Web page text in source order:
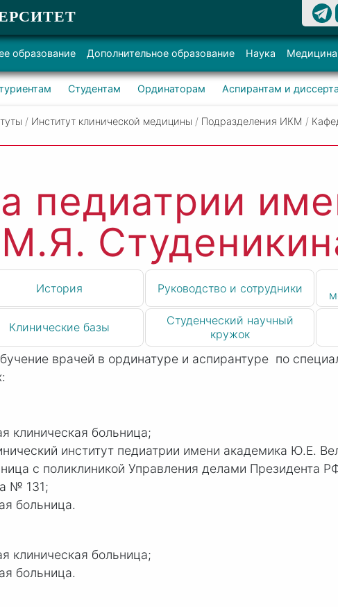
образование Дополнительное образование Наука Медицина
Студентам Ординаторам Аспирантам и
/ Институт клинической медицины / Подразделения ИКМ /
педиатрии
М.Я.
История Руководство и сотрудники
Клинические базы
Студенческий научный
кружок
врачей в ординатуре и аспирантуре по
клиническая больница;
институт педиатрии имени академика Ю.Е. В
с поликлиникой Управления делами Президента
№ 131;
больница.
клиническая больница;
больница.